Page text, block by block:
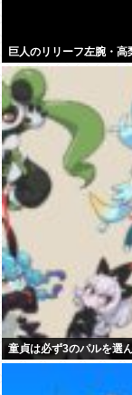
巨人のリリーフ左腕・
童貞は必ず3のパルを選